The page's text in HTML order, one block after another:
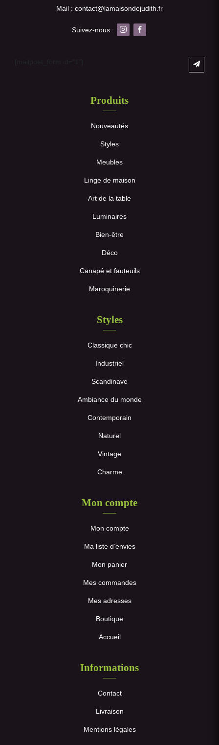
Mail : contact@lamaisondejudith.fr
Suivez-nous :
Produits
Nouveautés
Styles
Meubles
Linge de maison
Art de la table
Luminaires
Bien-être
Déco
Canapé et fauteuils
Maroquinerie
Styles
Classique chic
Industriel
Scandinave
Ambiance du monde
Contemporain
Naturel
Vintage
Charme
Mon compte
Mon compte
Ma liste d’envies
Mon panier
Mes commandes
Mes adresses
Boutique
Accueil
Informations
Contact
Livraison
Mentions légales